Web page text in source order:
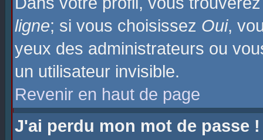
ligne; si vous choisissez Oui,
yeux des administrateurs ou
un utilisateur invisible.
Revenir en haut de page
J'ai perdu mon mot de passe !